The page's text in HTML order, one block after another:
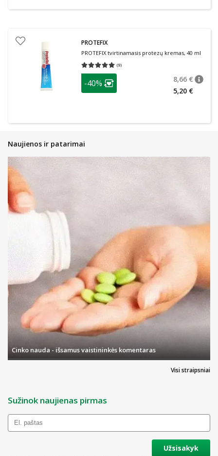
PROTEFIX
PROTEFIX tvirtinamasis protezų kremas, 40 ml
(9)
Vidutinis įvertinimas 5.00
patarimas
Lojalumo klubo narių nuolaida
-40% 8,66 €
5,20 €
Naujienos ir patarimai
Visi straipsniai
Cinko nauda - išsamus vaistininkės komentaras
Sužinok naujienas pirmas
Užsisakyk